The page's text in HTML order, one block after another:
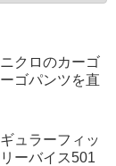
クロのカーゴ
ゴパンツを直
ュラーフィッ
ーバイス501